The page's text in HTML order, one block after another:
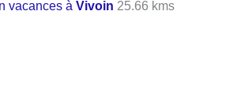
vacances àVivoin 25.66 kms